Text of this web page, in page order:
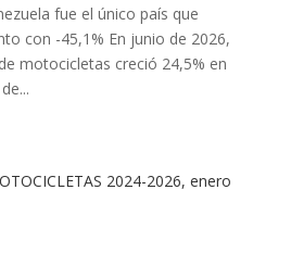
fue el único país que
con -45,1% En junio de 2026,
motocicletas creció 24,5% en
2024-2026, enero